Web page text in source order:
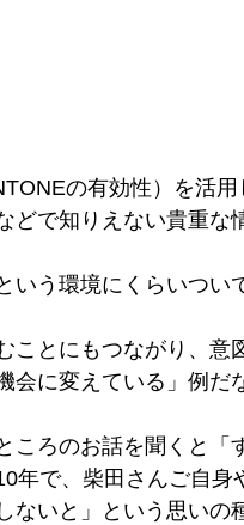
の有効性）を活
どで知りえない貴重な
いう環境にくらいつい
ことにもつながり、意
会に変えている」例だ
ころのお話を聞くと「
年で、柴田さんご自
ないと」という思いの